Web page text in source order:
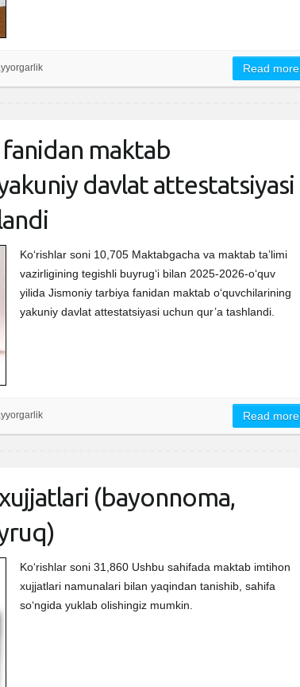
Read more
maktab
davlat attestatsiyasi
Ko‘rishlar soni 10,705 Maktabgacha va maktab taʼlimi
vazirligining tegishli buyrugʻi bilan 2025-2026-oʻquv
yilida Jismoniy tarbiya fanidan maktab o‘quvchilarining
yakuniy davlat attestatsiyasi uchun qur’a tashlandi.
Read more
(bayonnoma,
Ko‘rishlar soni 31,860 Ushbu sahifada maktab imtihon
xujjatlari namunalari bilan yaqindan tanishib, sahifa
so‘ngida yuklab olishingiz mumkin.